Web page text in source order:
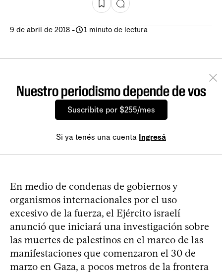
9 de abril de 2018 - 1 minuto de lectura
Nuestro periodismo depende de vos
Suscribite por $255/mes
Si ya tenés una cuenta Ingresá
En medio de condenas de gobiernos y
organismos internacionales por el uso
excesivo de la fuerza, el Ejército israelí
anunció que iniciará una investigación sobre
las muertes de palestinos en el marco de las
manifestaciones que comenzaron el 30 de
marzo en Gaza, a pocos metros de la frontera